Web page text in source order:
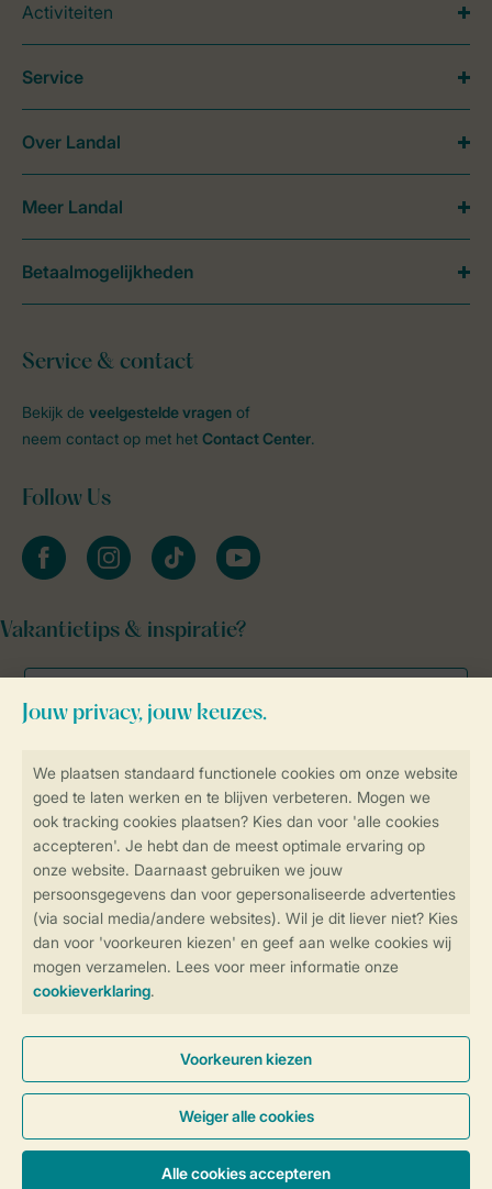
Controle over jouw gegevens &
Instellingen wijzigen
Veilig en snel online boeken
Veilige gegevensoverdracht
Veilige betaling
Activiteiten
Service & contact
Bekijk de veelgestelde vragen of
neem contact op met het Contact Center.
Follow Us
facebookinstagramtiktok youtube
Vakantietips & inspiratie?
Service
Over Landal
Meer Landal
Betaalmogelijkheden
Algemene Voorwaarden Privacy Notice
Cookies en banners
Toegankelijkheid © 2026 Landal